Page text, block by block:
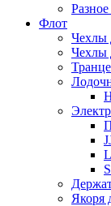
Разное
Флот
Чехлы
Чехлы
Якоря